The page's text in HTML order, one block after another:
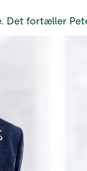
Det fortæller